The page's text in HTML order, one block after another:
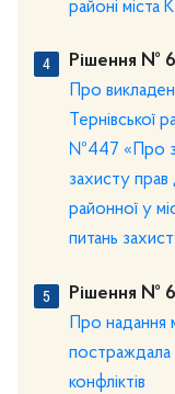
районі
Рішення №
Про
Тернівської
№447 «Про
захисту прав
районної у
питань
Рішення №
Про надання
постраждала
конфліктів